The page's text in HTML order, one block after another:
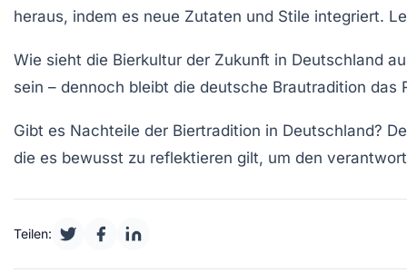
heraus, indem es neue Zutaten und Stile integriert.
Wie sieht die Bierkultur der Zukunft in Deutschland
sein – dennoch bleibt die deutsche Brautradition das
Gibt es Nachteile der Biertradition in Deutschland?
die es bewusst zu reflektieren gilt, um den
Teilen: